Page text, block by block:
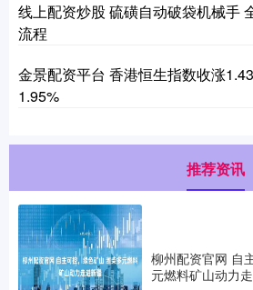
线上配资炒股 硫磺自动破袋机械手
流程
金景配资平台 香港恒生指数收涨
1.95%
推荐资讯
柳州配资官网 自
元燃料矿山动力